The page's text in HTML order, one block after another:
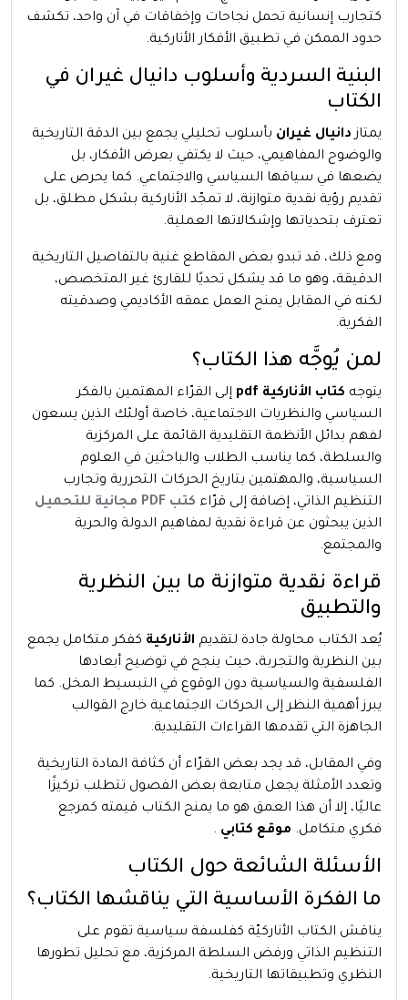
كتجارب إنسانية تحمل نجاحات وإخفاقات في آن واحد، تكشف
حدود الممكن في تطبيق الأفكار الأناركية.
البنية السردية وأسلوب دانيال غيران في
الكتاب
يمتازدانيال غيران بأسلوب تحليلي يجمع بين الدقة التاريخية
والوضوح المفاهيمي، حيث لا يكتفي بعرض الأفكار، بل
يضعها في سياقها السياسي والاجتماعي. كما يحرص على
تقديم رؤية نقدية متوازنة، لا تمجّد الأناركية بشكل مطلق، بل
تعترف بتحدياتها وإشكالاتها العملية.
ومع ذلك، قد تبدو بعض المقاطع غنية بالتفاصيل التاريخية
الدقيقة، وهو ما قد يشكل تحديًا للقارئ غير المتخصص،
لكنه في المقابل يمنح العمل عمقه الأكاديمي وصدقيته
الفكرية.
لمن يُوجَّه هذا الكتاب؟
يتوجه كتاب الأناركية pdf
إلى القرّاء المهتمين بالفكر
السياسي والنظريات الاجتماعية، خاصة أولئك الذين يسعون
لفهم بدائل الأنظمة التقليدية القائمة على المركزية
والسلطة، كما يناسب الطلاب والباحثين في العلوم
السياسية، والمهتمين بتاريخ الحركات التحررية وتجارب
التنظيم الذاتي، إضافة إلى قرّاء كتب PDF مجانية للتحميل
الذين يبحثون عن قراءة نقدية لمفاهيم الدولة والحرية
والمجتمع.
قراءة نقدية متوازنة ما بين النظرية
والتطبيق
يُعد الكتاب محاولة جادة لتقديم الأناركية كفكر متكامل يجمع
بين النظرية والتجربة، حيث ينجح في توضيح أبعادها
الفلسفية والسياسية دون الوقوع في التبسيط المخل. كما
يبرز أهمية النظر إلى الحركات الاجتماعية خارج القوالب
الجاهزة التي تقدمها القراءات التقليدية.
وفي المقابل، قد يجد بعض القرّاء أن كثافة المادة التاريخية
وتعدد الأمثلة يجعل متابعة بعض الفصول تتطلب تركيزًا
عاليًا، إلا أن هذا العمق هو ما يمنح الكتاب قيمته كمرجع
فكري متكامل. موقع كتابي .
الأسئلة الشائعة حول الكتاب
ما الفكرة الأساسية التي يناقشها الكتاب؟
يناقش الكتاب الأناركيّة كفلسفة سياسية تقوم على
التنظيم الذاتي ورفض السلطة المركزية، مع تحليل تطورها
النظري وتطبيقاتها التاريخية.